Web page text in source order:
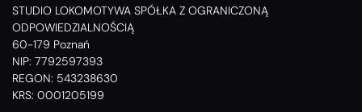
STUDIO LOKOMOTYWA SPÓŁKA Z OGRANICZONĄ
ODPOWIEDZIALNOŚCIĄ
60-179 Poznań
NIP: 7792597393
REGON: 543238630
KRS: 0001205199